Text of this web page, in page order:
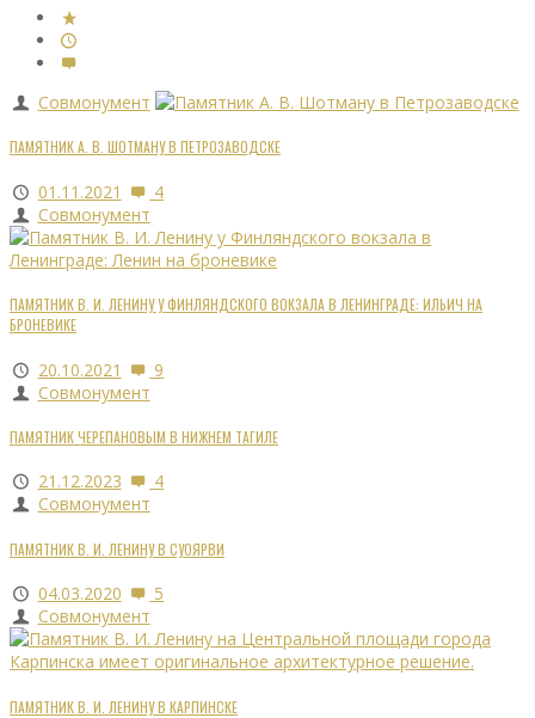
Совмонумент
ПАМЯТНИК А. В. ШОТМАНУ В ПЕТРОЗАВОДСКЕ
01.11.2021
4
Совмонумент
ПАМЯТНИК В. И. ЛЕНИНУ У ФИНЛЯНДСКОГО ВОКЗАЛА В ЛЕНИНГРАДЕ: ИЛЬИЧ НА
БРОНЕВИКЕ
20.10.2021
9
Совмонумент
ПАМЯТНИК ЧЕРЕПАНОВЫМ В НИЖНЕМ ТАГИЛЕ
21.12.2023
4
Совмонумент
ПАМЯТНИК В. И. ЛЕНИНУ В СУОЯРВИ
04.03.2020
5
Совмонумент
ПАМЯТНИК В. И. ЛЕНИНУ В КАРПИНСКЕ